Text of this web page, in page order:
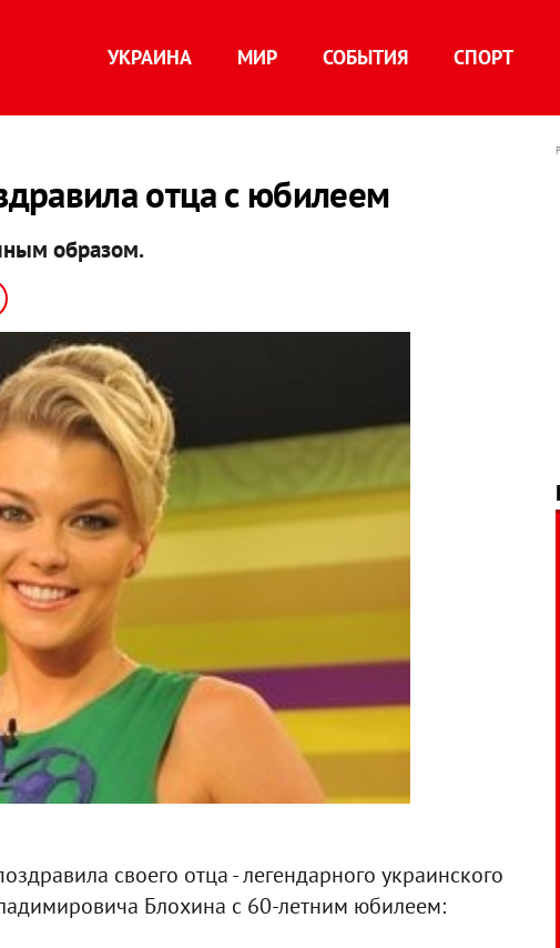
УКРАИНА МИР СОБЫТИЯ СПОРТ
отца с юбилеем
образом.
своего отца - легендарного украинского
Блохина с 60-летним юбилеем: